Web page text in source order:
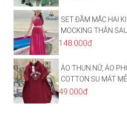
SET ĐẦM MẶC HAI
MOCKING THÂN
148.000đ
ÁO THUN NỮ, ÁO
COTTON SU MÁT
49.000đ